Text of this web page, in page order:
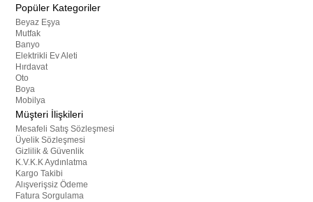
Popüler Kategoriler
Beyaz Eşya
Mutfak
Banyo
Elektrikli Ev Aleti
Hırdavat
Oto
Boya
Mobilya
Müşteri İlişkileri
Mesafeli Satış Sözleşmesi
Üyelik Sözleşmesi
Gizlilik & Güvenlik
K.V.K.K Aydınlatma
Kargo Takibi
Alışverişsiz Ödeme
Fatura Sorgulama